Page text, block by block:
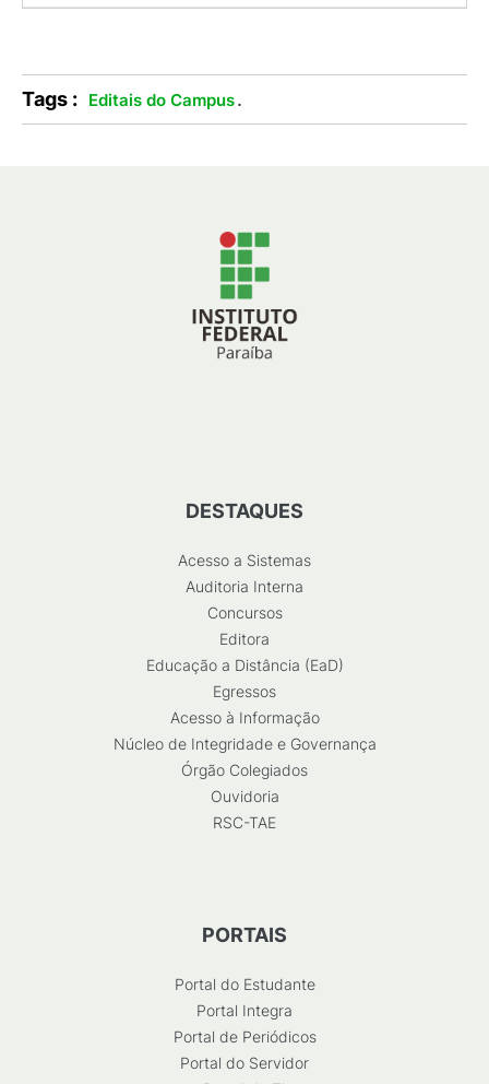
Tags : Editais do Campus.
DESTAQUES
Acesso a Sistemas
Auditoria Interna
Concursos
Editora
Educação a Distância (EaD)
Egressos
Acesso à Informação
Núcleo de Integridade e Governança
Órgão Colegiados
Ouvidoria
RSC-TAE
PORTAIS
Portal do Estudante
Portal Integra
Portal de Periódicos
Portal do Servidor